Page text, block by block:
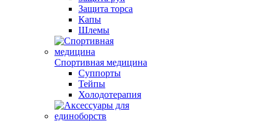
Защита торса
Капы
Шлемы
Спортивная медицина
Суппорты
Тейпы
Холодотерапия